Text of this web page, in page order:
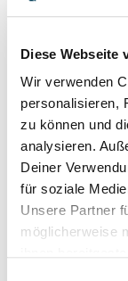
Diese Webseite
Wir verwenden
personalisieren,
zu können und
analysieren.
Deiner
für soziale
Unsere Partner
möglicherweise
voor deze
anders met u
u voor deze
kunnen de
hebben
goederen hebt
U dient de
dagen na de dag
van deze
overhandigen.
het einde van de